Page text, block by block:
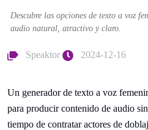
Descubre las opciones de texto a voz
audio natural, atractivo y claro.
Speaktor 2024-12-16
Un generador de texto a voz
para producir contenido de audio
tiempo de contratar actores de